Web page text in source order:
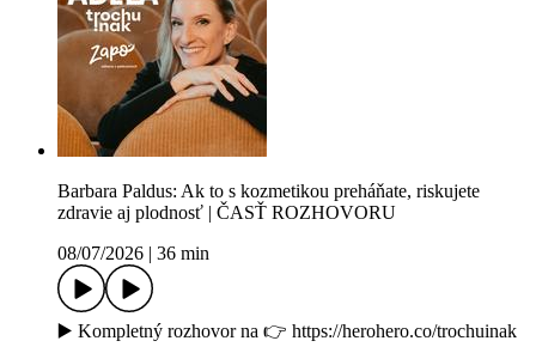
Barbara Paldus: Ak to s kozmetikou preháňate, riskujete
zdravie aj plodnosť | ČASŤ ROZHOVORU
08/07/2026 | 36 min
▶️ Kompletný rozhovor na 👉 https://herohero.co/trochuinak